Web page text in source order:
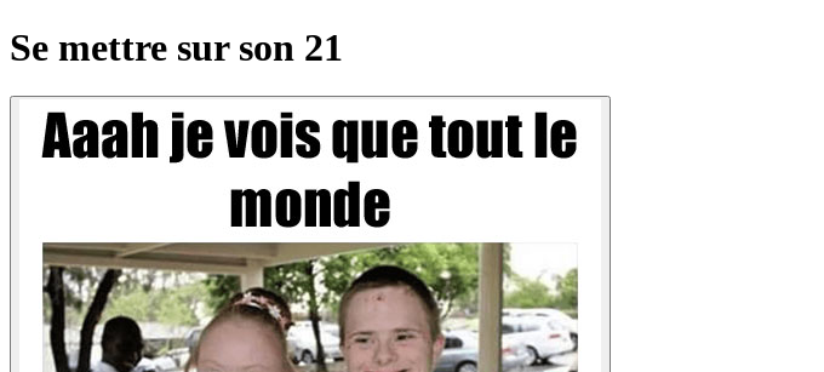
Se mettre sur son 21